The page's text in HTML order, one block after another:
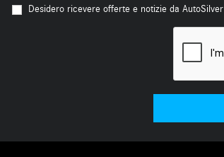
Desidero ricevere offerte e notizie da AutoSilver